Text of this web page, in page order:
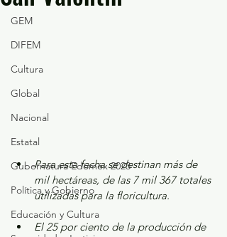
GEM
DIFEM
Cultura
Global
Nacional
Estatal
Gubernatura Edoméx 2023
Política y Gobierno
Educación y Cultura
Para esta fecha se destinan más de
mil hectáreas, de las 7 mil 367 totales
utilizadas para la floricultura.
El 25 por ciento de la producción de